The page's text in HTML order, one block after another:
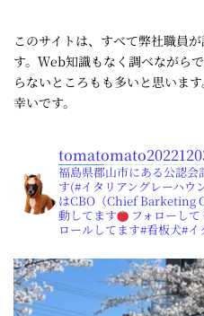
このサイトは、すべて弊社職員
す。Ｗeb知識もなく調べながら
らないところもも多いと思いま
幸いです。
福島県郡山市にある公認
す(#イタリアングレーハウ
はCBO（Chief Barketing
動してます
フォローし
ロールしてます#看板犬#イ